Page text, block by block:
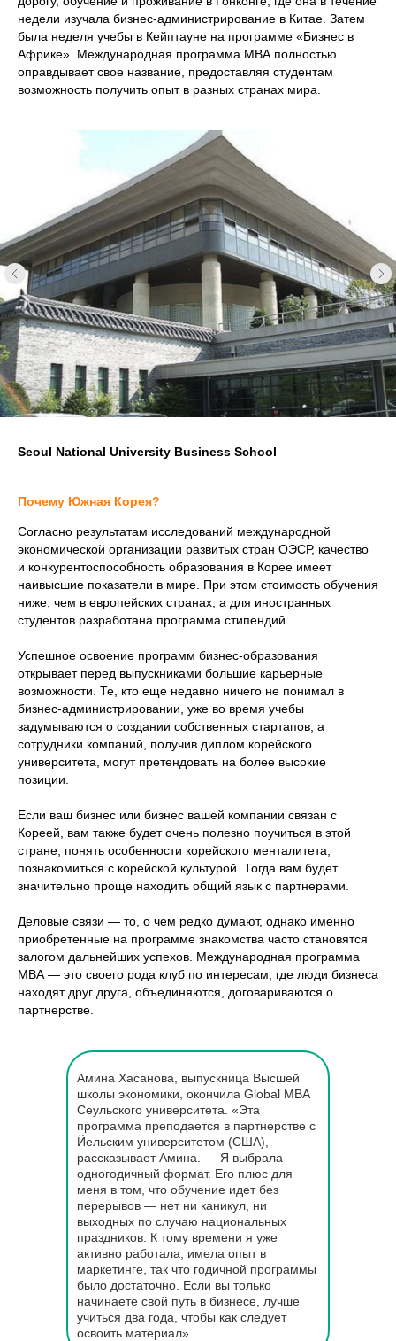
недели изучала бизнес-администрирование в Китае. Затем
была неделя учебы в Кейптауне на программе «Бизнес в
Африке». Международная программа МВА полностью
оправдывает свое название, предоставляя студентам
возможность получить опыт в разных странах мира.
Seoul National University Business School
Почему Южная Корея?
Согласно результатам исследований международной
экономической организации развитых стран ОЭСР, качество
и конкурентоспособность образования в Корее имеет
наивысшие показатели в мире. При этом стоимость обучения
ниже, чем в европейских странах, а для иностранных
студентов разработана программа стипендий.
Успешное освоение программ бизнес-образования
открывает перед выпускниками большие карьерные
возможности. Те, кто еще недавно ничего не понимал в
бизнес-администрировании, уже во время учебы
задумываются о создании собственных стартапов, а
сотрудники компаний, получив диплом корейского
университета, могут претендовать на более высокие
позиции.
Если ваш бизнес или бизнес вашей компании связан с
Кореей, вам также будет очень полезно поучиться в этой
стране, понять особенности корейского менталитета,
познакомиться с корейской культурой. Тогда вам будет
значительно проще находить общий язык с партнерами.
Деловые связи — то, о чем редко думают, однако именно
приобретенные на программе знакомства часто становятся
залогом дальнейших успехов. Международная программа
МВА — это своего рода клуб по интересам, где люди бизнеса
находят друг друга, объединяются, договариваются о
партнерстве.
Амина Хасанова, выпускница Высшей
школы экономики, окончила Global МВА
Сеульского университета. «Эта
программа преподается в партнерстве с
Йельским университетом (США), —
рассказывает Амина. — Я выбрала
одногодичный формат. Его плюс для
меня в том, что обучение идет без
перерывов — нет ни каникул, ни
выходных по случаю национальных
праздников. К тому времени я уже
активно работала, имела опыт в
маркетинге, так что годичной программы
было достаточно. Если вы только
начинаете свой путь в бизнесе, лучше
учиться два года, чтобы как следует
освоить материал».